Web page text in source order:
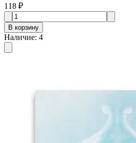
118 ₽
В корзину
Наличие: 4